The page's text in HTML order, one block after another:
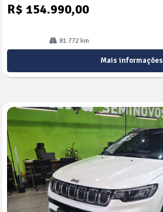
R$ 154.990,00
81.772 km
Mais informações